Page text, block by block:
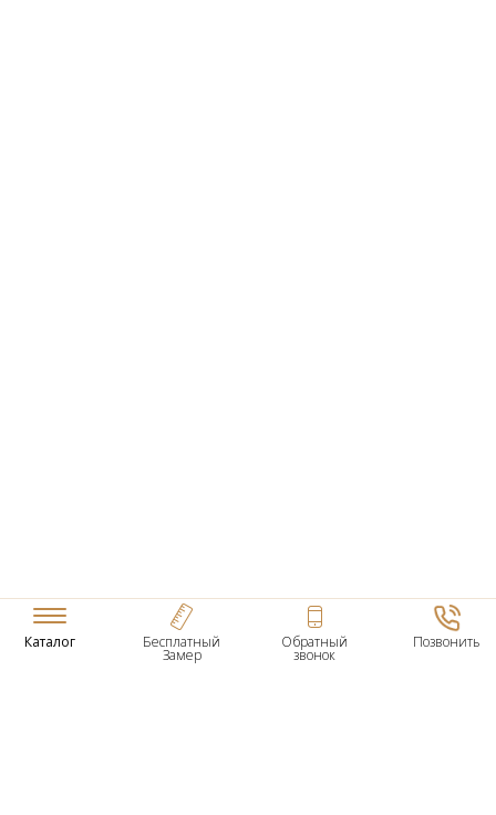
Каталог Бесплатный
Замер
Обратный
звонок
Позвонить